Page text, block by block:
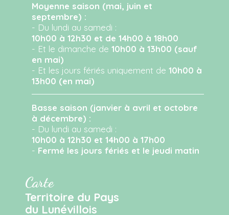
Moyenne saison (mai, juin et
septembre) :
- Du lundi au samedi :
10h00 à 12h30 et de 14h00 à 18h00
- Et le dimanche de10h00 à 13h00 (sauf
en mai)
- Et les jours fériés uniquement de10h00 à
13h00 (en mai)
Basse saison (janvier à avril et octobre
à décembre) :
- Du lundi au samedi :
10h00 à 12h30 et 14h00 à 17h00
- Fermé les jours fériés et le jeudi matin
Carte
Territoire du Pays
du Lunévillois